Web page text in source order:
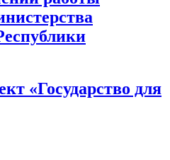
«Государство для